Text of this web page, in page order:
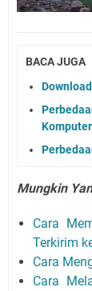
BACA JUGA
Komputer
Mungkin
Cara
Terkirim
Cara
Cara